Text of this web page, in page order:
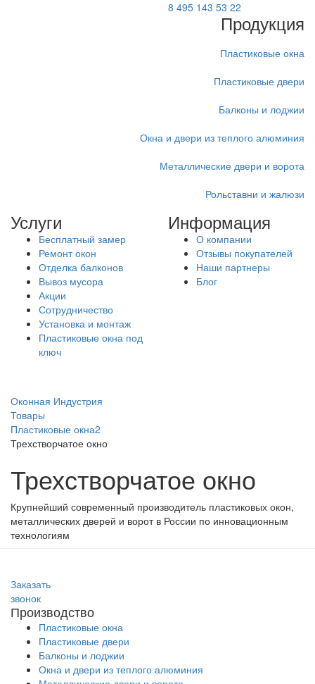
8 495 143 53 22
Продукция
Пластиковые окна
Пластиковые двери
Балконы и лоджии
Окна и двери из теплого алюминия
Металлические двери и ворота
Рольставни и жалюзи
Услуги
Бесплатный замер
Ремонт окон
Отделка балконов
Вывоз мусора
Акции
Сотрудничество
Установка и монтаж
Пластиковые окна под
ключ
Информация
О компании
Отзывы покупателей
Наши партнеры
Блог
Оконная Индустрия
Товары
Пластиковые окна2
Трехстворчатое окно
Трехстворчатое окно
Крупнейший современный производитель пластиковых окон,
металлических дверей и ворот в России по инновационным
технологиям
Заказать
звонок
Производство
Пластиковые окна
Пластиковые двери
Балконы и лоджии
Окна и двери из теплого алюминия